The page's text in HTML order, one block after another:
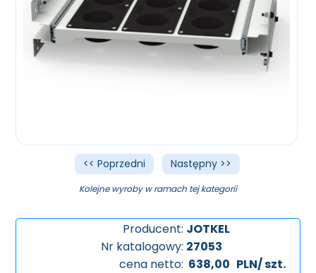
<< Poprzedni Następny >>
Kolejne wyroby w ramach tej kategorii
Producent: JOTKEL
Nr katalogowy: 27053
cena netto: 638,00 PLN/ szt.